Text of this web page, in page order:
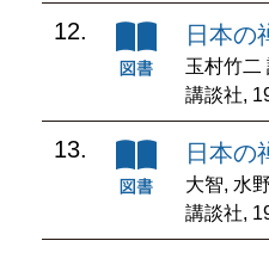
12. 日本の
玉村竹二
講談社,
13. 日本の
大智, 水
講談社,